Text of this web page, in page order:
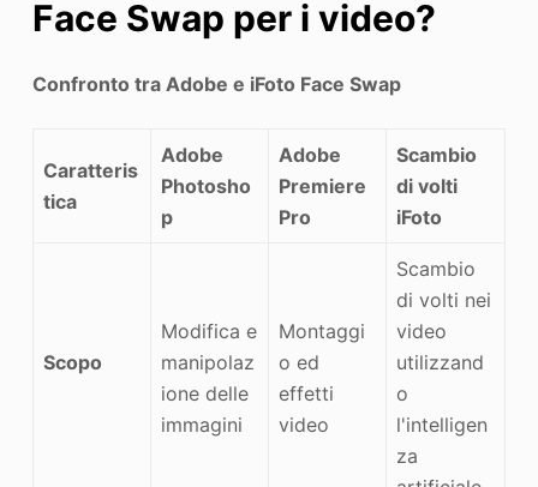
Face Swap per i video?
Confronto tra Adobe e iFoto Face Swap
Caratteris
tica
Adobe
Photosho
p
Adobe
Premiere
Pro
Scambio
di volti
iFoto
Scopo
Modifica e
manipolaz
ione delle
immagini
Montaggi
o ed
effetti
video
Scambio
di volti nei
video
utilizzand
o
l'intelligen
za